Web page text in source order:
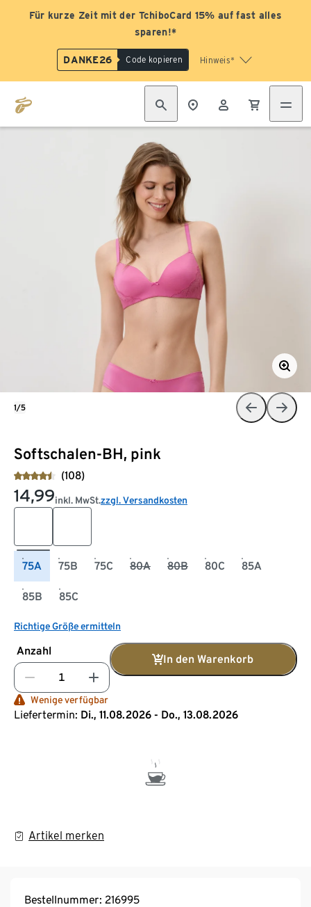
Für kurze Zeit mit der TchiboCard 15% auf fast alles
sparen!*
DANKE26 Code kopieren Hinweis*
Softschalen-BH, pink
(108)
14,99inkl. MwSt.zzgl. Versandkosten
75A 75B 75C 80A 80B 80C 85A
85B 85C
Richtige Größe ermitteln
Anzahl
In den Warenkorb
Wenige verfügbar
Liefertermin: Di., 11.08.2026 - Do., 13.08.2026
Artikel merken
1/5
Bestellnummer: 216995